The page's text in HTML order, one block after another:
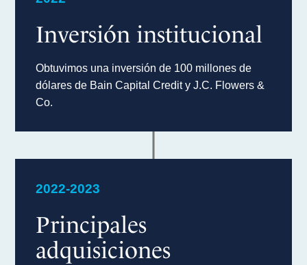
Inversión institucional
Obtuvimos una inversión de 100 millones de
dólares de Bain Capital Credit y J.C. Flowers &
Co.
2022-2023
Principales
adquisiciones